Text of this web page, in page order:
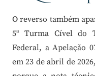
O reverso também
5ª Turma Cível do
Federal, a Apelação
em 23 de abril de